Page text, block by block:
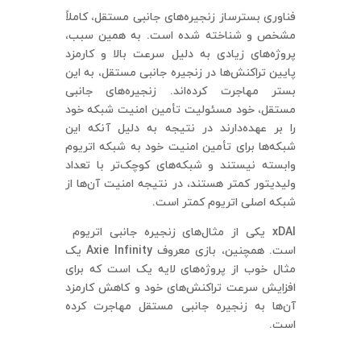
فناوری بسترساز زنجیره‌های جانبی مستقل، کاملاً
مشخص و شناخته شده است. به همین سبب،
پروژه‌های زیادی به دلیل سرعت بالا و کارمزد
پایین تراکنش‌ها در زنجیره جانبی مستقل، به این
بستر مهاجرت کرده‌اند. زنجیره‌های جانبی
مستقل، خود مسئولیت تأمین امنیت شبکه خود
را بر عهده‌دارند در نتیجه به دلیل آنکه این
شبکه‌ها برای تأمین امنیت خود به شبکه اتریوم
وابسته نیستند و شبکه‌های کوچک‌تر با تعداد
ولیدیتور کمتر هستند، در نتیجه امنیت آن‌ها از
شبکه اصلی اتریوم کمتر است.
xDAI یکی از مثال‌های زنجیره جانبی اتریوم
است. همچنین، بازی معروف Axie Infinity یک
مثال خوب از پروژه‌های لایه یک است که برای
افزایش سرعت تراکنش‌های خود و کاهش کارمزد
آن‌ها به زنجیره جانبی مستقل مهاجرت کرده
است.